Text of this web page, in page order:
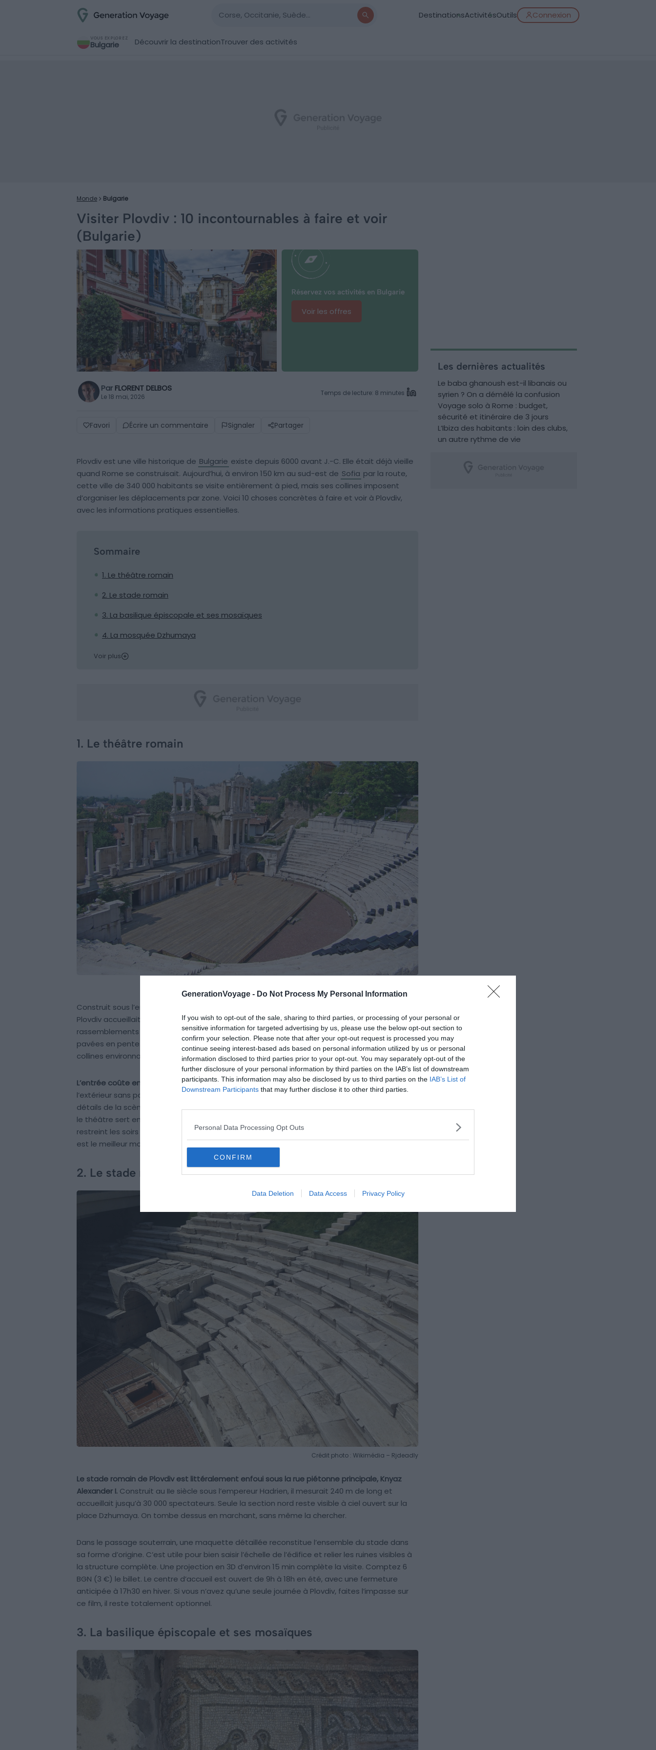
GenerationVoyage - Do Not Process My Personal Information
If you wish to opt-out of the sale, sharing to third parties, or processing of your personal or
sensitive information for targeted advertising by us, please use the below opt-out section to
confirm your selection. Please note that after your opt-out request is processed you may
continue seeing interest-based ads based on personal information utilized by us or personal
information disclosed to third parties prior to your opt-out. You may separately opt-out of the
further disclosure of your personal information by third parties on the IAB’s list of downstream
participants. This information may also be disclosed by us to third parties on the IAB’s List of
Downstream Participants that may further disclose it to other third parties.
Personal Data Processing Opt Outs
CONFIRM
Data Deletion Data Access Privacy Policy
DestinationsActivitésOutils Connexion
VOUS EXPLOREZ
Bulgarie Découvrir la destinationTrouver des activités
Monde Bulgarie
Visiter Plovdiv : 10 incontournables à faire et voir
(Bulgarie)
Réservez vos activités en Bulgarie
Voir les offres
Par FLORENT DELBOS
Le 18 mai, 2026 Temps de lecture: 8 minutes
Favori Écrire un commentaire Signaler Partager
Plovdiv est une ville historique de Bulgarie existe depuis 6000 avant J.-C. Elle était déjà vieille
quand Rome se construisait. Aujourd’hui, à environ 150 km au sud-est de Sofia par la route,
cette ville de 340 000 habitants se visite entièrement à pied, mais ses collines imposent
d’organiser les déplacements par zone. Voici 10 choses concrètes à faire et voir à Plovdiv,
avec les informations pratiques essentielles.
Sommaire
1. Le théâtre romain
2. Le stade romain
3. La basilique épiscopale et ses mosaïques
4. La mosquée Dzhumaya
Voir plus
1. Le théâtre romain
Construit sous l’empereur Domitien à la fin du Ier siècle après J.-C., le théâtre antique de
Plovdiv accueillait jusqu’à 7 000 spectateurs pour des représentations théâtrales et des
rassemblements publics. Il se trouve dans la vieille ville, accessible à pied par des ruelles
pavées en pente. Depuis les gradins en demi-cercle, vous apercevrez la ville basse et les
collines environnantes, avec les Rhodopes visibles par temps clair en arrière-plan.
L’entrée coûte environ 5 BGN (2,50 €), mais une grande partie du site reste visible depuis
l’extérieur sans payer. Notre recommandation : entrez quand même, l’acoustique et les
détails de la scène justifient le billet. En juillet-août, vérifiez le programme avant de venir, car
le théâtre sert encore pour des concerts et festivals en plein air. L’accès peut donc être
restreint les soirs de spectacle. Si les dates coïncident, assister à un événement sur place
est le meilleur moyen d’apprécier l’acoustique du lieu.
2. Le stade romain
Crédit photo : Wikimédia – Rjdeadly
Le stade romain de Plovdiv est littéralement enfoui sous la rue piétonne principale, Knyaz
Alexander I. Construit au IIe siècle sous l’empereur Hadrien, il mesurait 240 m de long et
accueillait jusqu’à 30 000 spectateurs. Seule la section nord reste visible à ciel ouvert sur la
place Dzhumaya. On tombe dessus en marchant, sans même la chercher.
Dans le passage souterrain, une maquette détaillée reconstitue l’ensemble du stade dans
sa forme d’origine. C’est utile pour bien saisir l’échelle de l’édifice et relier les ruines visibles à
la structure complète. Une projection en 3D d’environ 15 min complète la visite. Comptez 6
BGN (3 €) le billet. Le centre d’accueil est ouvert de 9h à 18h en été, avec une fermeture
anticipée à 17h30 en hiver. Si vous n’avez qu’une seule journée à Plovdiv, faites l’impasse sur
ce film, il reste totalement optionnel.
3. La basilique épiscopale et ses mosaïques
Les dernières actualités
Le baba ghanoush est-il libanais ou
syrien ? On a démêlé la confusion
Voyage solo à Rome : budget,
sécurité et itinéraire de 3 jours
L’Ibiza des habitants : loin des clubs,
un autre rythme de vie